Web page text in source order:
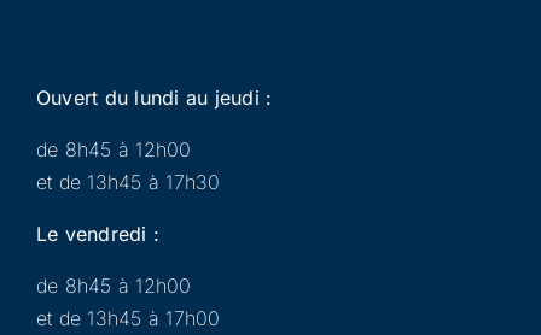
Ouvert du lundi au jeudi :
de 8h45 à 12h00
et de 13h45 à 17h30
Le vendredi :
de 8h45 à 12h00
et de 13h45 à 17h00